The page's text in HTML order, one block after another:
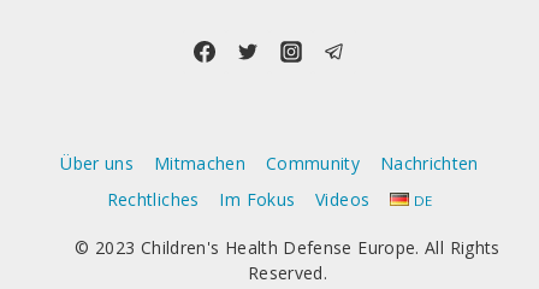
Über uns Mitmachen Community
Nachrichten
Rechtliches
Im Fokus Videos DE
© 2023 Children's Health Defense Europe. All Rights
Reserved.